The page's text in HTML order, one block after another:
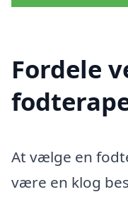
Fordele
At vælge en
være en klog